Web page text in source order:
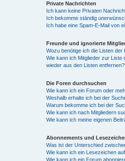
Private Nachrichten
Ich kann keine Privaten
Ich bekomme ständig
Ich habe eine Spam-E-Mail von
Freunde und ignorierte
Wozu benötige ich die Listen
Wie kann ich Mitglieder zur
wieder aus den Listen entfernen?
Die Foren durchsuchen
Wie kann ich ein Forum oder
Weshalb erhalte ich bei der
Warum bekomme ich bei der
Wie kann ich nach Mitgliedern
Wie kann ich meine eigenen
Abonnements und
Was ist der Unterschied
Wie kann ich ein Lesezeichen
Wie kann ich ein Forum